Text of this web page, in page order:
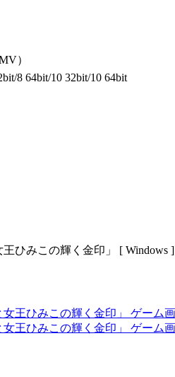
）
8 64bit/10 32bit/10 64bit
ひみこの輝く金印」 [ Windows ]